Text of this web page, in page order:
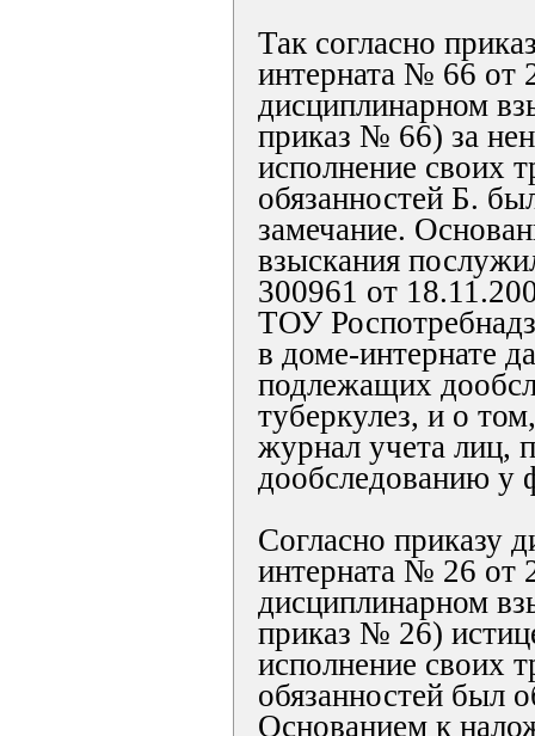
Так согласно
интерната № 66 от
дисциплинарном
приказ № 66) за
исполнение своих
обязанностей Б.
замечание.
взыскания
300961 от
ТОУ
в доме-интернате
подлежащих
туберкулез, и о
журнал учета лиц,
дообследованию у
Согласно приказу
интерната № 26 от
дисциплинарном
приказ № 26)
исполнение своих
обязанностей был
Основанием к